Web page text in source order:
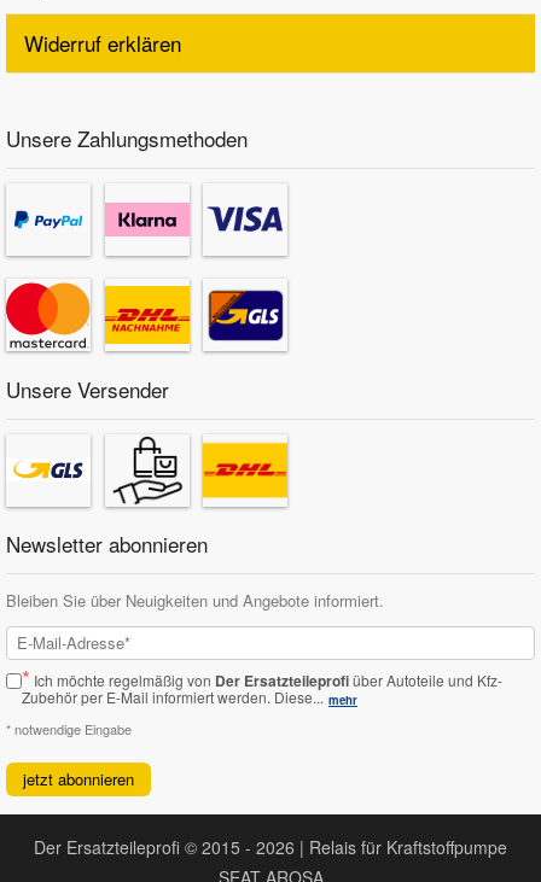
Widerruf erklären
Unsere Zahlungsmethoden
Unsere Versender
Newsletter abonnieren
Bleiben Sie über Neuigkeiten und Angebote informiert.
* Ich möchte regelmäßig von Der Ersatzteileprofiüber Autoteile und Kfz-
Zubehör per E-Mail informiert werden. Diese... mehr
* notwendige Eingabe
jetzt abonnieren
Der Ersatzteileprofi © 2015 - 2026 | Relais für Kraftstoffpumpe
SEAT AROSA